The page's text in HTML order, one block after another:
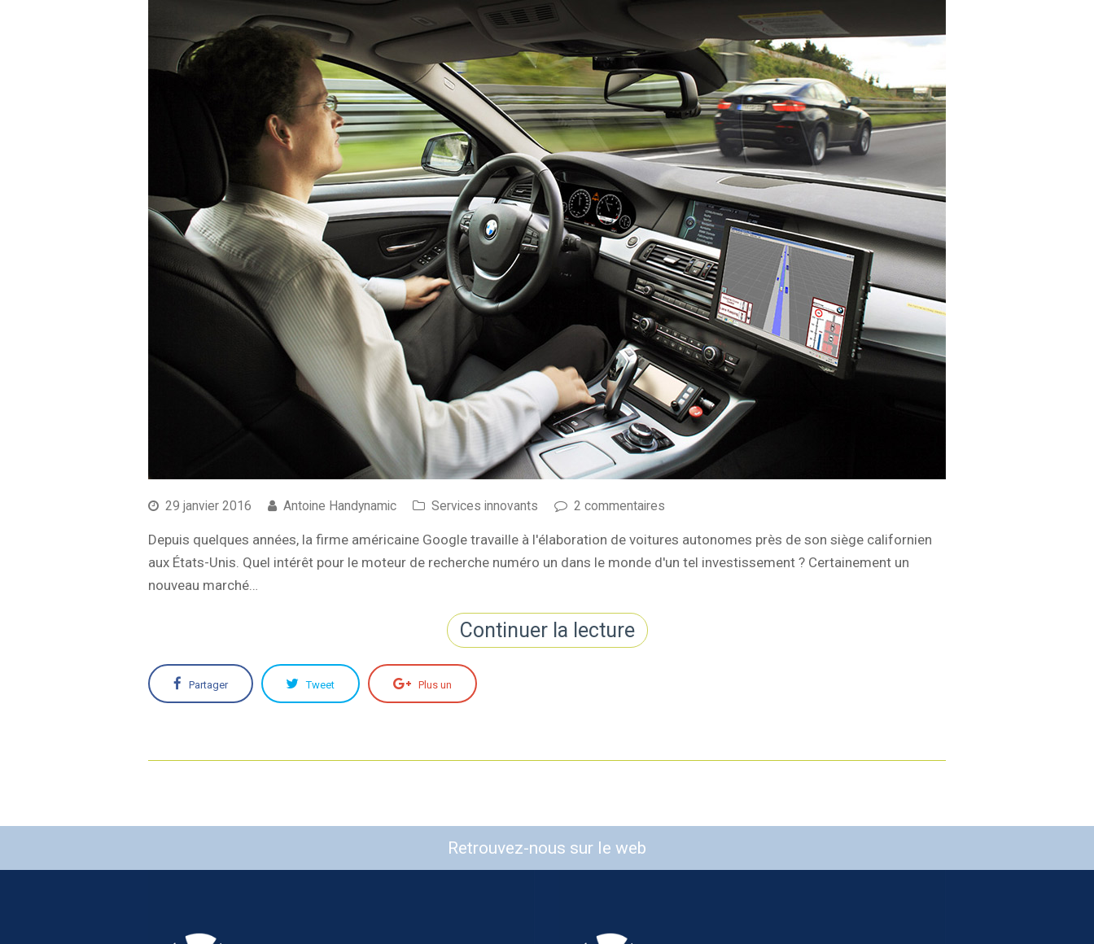
29 janvier 2016 Antoine Handynamic Services innovants 2 commentaires
Depuis quelques années, la firme américaine Google travaille à l'élaboration de voitures autonomes près de son siège californien
aux États-Unis. Quel intérêt pour le moteur de recherche numéro un dans le monde d'un tel investissement ? Certainement un
nouveau marché…
Continuer la lecture
Partager Tweet Plus un
Retrouvez-nous sur le web